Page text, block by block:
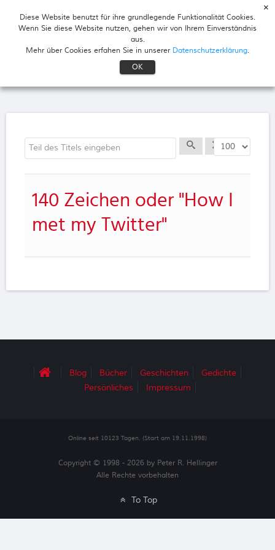
HELLI.DE
Teil des Titels eingeben Anzeige #
140 Zeichen oder "How I
met my Twitter"
Blog Bücher Geschichten
Gedichte
Persönliches
Impressum
Online seit 10123 Tagen. (Start am 19.11.1998)
Copyright © 1998 - 2026 by Peter R. Hellinger
Alle Rechte vorbehalten
To Top
Diese Website benutzt für ihre grundlegende Funktionalität Cookies.
Wenn Sie diese Website nutzen, gehen wir von Ihrem Einverständnis
aus.
Mehr über Cookies erfahen Sie in unserer Datenschutzerklärung.
OK